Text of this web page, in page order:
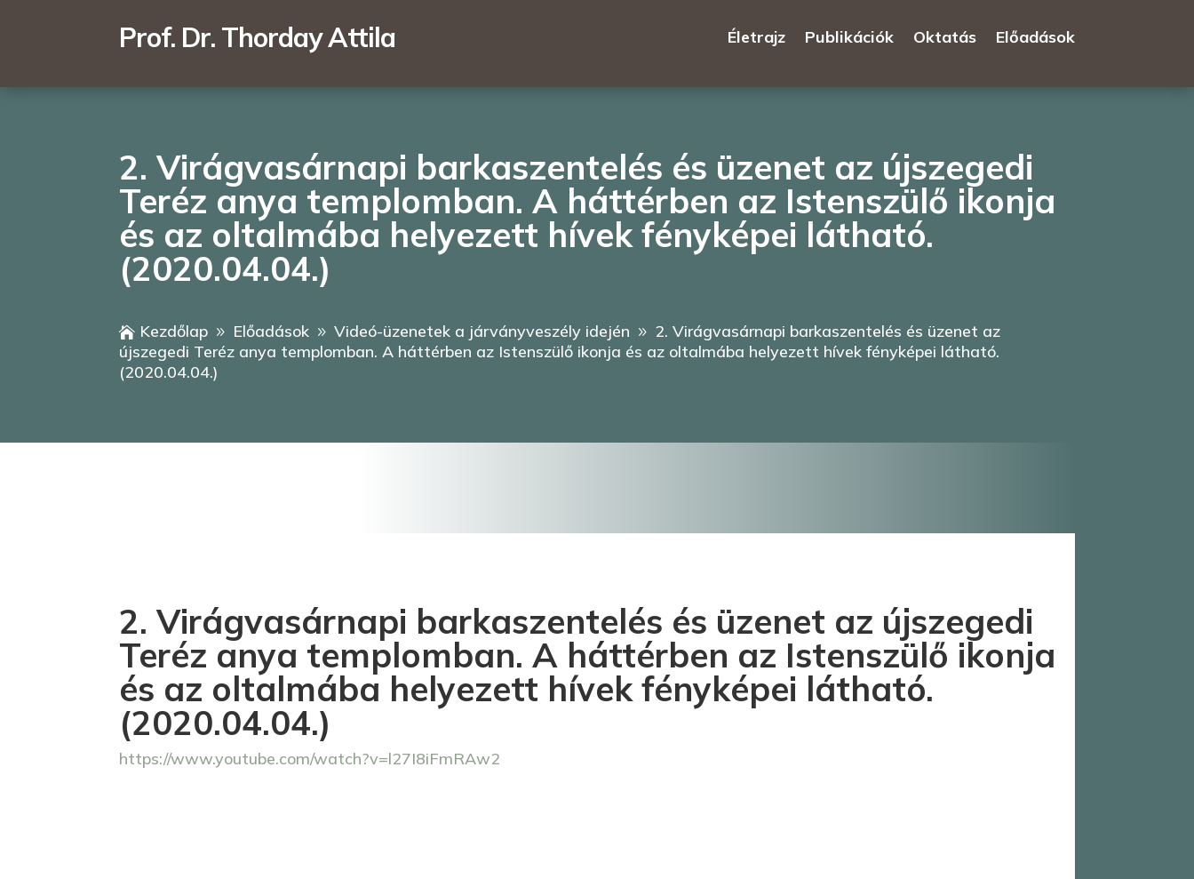
Prof. Dr. Thorday Attila Életrajz Publikációk Oktatás Előadások
2. Virágvasárnapi barkaszentelés és üzenet az újszegedi
Teréz anya templomban. A háttérben az Istenszülő ikonja
és az oltalmába helyezett hívek fényképei látható.
(2020.04.04.)
 Kezdőlap 9 Előadások 9 Videó-üzenetek a járványveszély idején 9 2. Virágvasárnapi barkaszentelés és üzenet az
újszegedi Teréz anya templomban. A háttérben az Istenszülő ikonja és az oltalmába helyezett hívek fényképei látható.
(2020.04.04.)
2. Virágvasárnapi barkaszentelés és üzenet az újszegedi
Teréz anya templomban. A háttérben az Istenszülő ikonja
és az oltalmába helyezett hívek fényképei látható.
(2020.04.04.)
https://www.youtube.com/watch?v=l27I8iFmRAw2